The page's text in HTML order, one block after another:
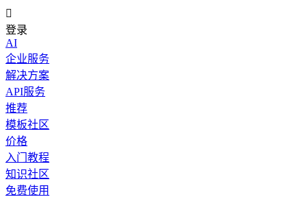

登录
AI
企业服务
解决方案
API服务
推荐
模板社区
价格
入门教程
知识社区
免费使用